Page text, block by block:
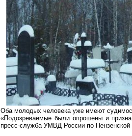
Оба молодых человека уже имеют
«Подозреваемые были опрошены и
пресс-служба УМВД России по Пензенской